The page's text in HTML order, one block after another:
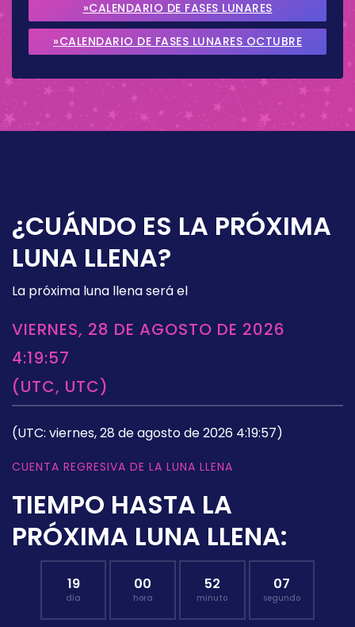
»CALENDARIO DE FASES LUNARES
SEPTIEMBRE 2026
»CALENDARIO DE FASES LUNARES OCTUBRE
¿CUÁNDO ES LA PRÓXIMA
LUNA LLENA?
La próxima luna llena será el
VIERNES, 28 DE AGOSTO DE 2026
4:19:57
(UTC, UTC)
(UTC: viernes, 28 de agosto de 2026 4:19:57)
CUENTA REGRESIVA DE LA LUNA LLENA
TIEMPO HASTA LA
PRÓXIMA LUNA LLENA:
19
día
00
hora
52
minuto
06
segundo